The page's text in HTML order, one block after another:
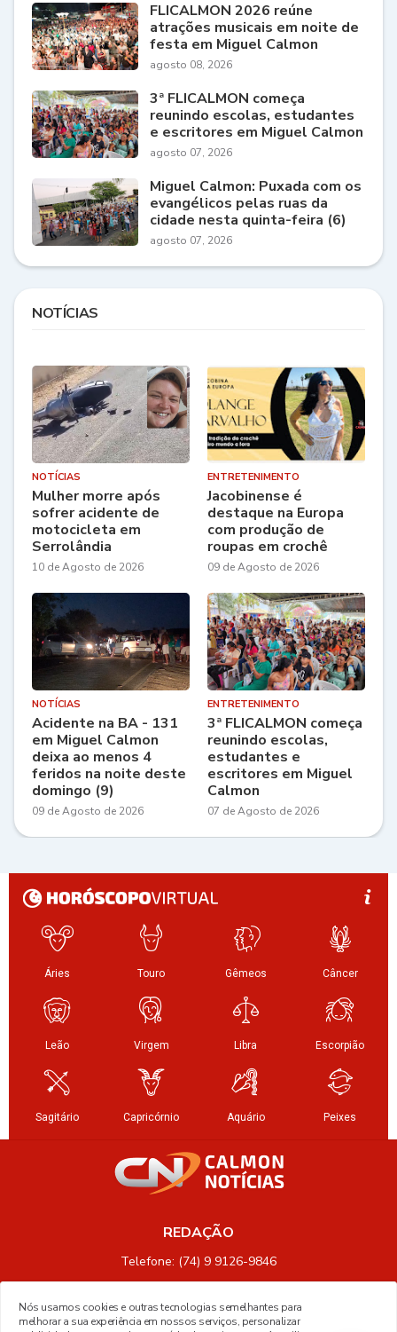
FLICALMON 2026 reúne
atrações musicais em noite de
festa em Miguel Calmon
agosto 08, 2026
3ª FLICALMON começa
reunindo escolas, estudantes
e escritores em Miguel Calmon
agosto 07, 2026
Miguel Calmon: Puxada com os
evangélicos pelas ruas da
cidade nesta quinta-feira (6)
agosto 07, 2026
NOTÍCIAS
NOTÍCIAS
Mulher morre após
sofrer acidente de
motocicleta em
Serrolândia
10 de Agosto de 2026
ENTRETENIMENTO
Jacobinense é
destaque na Europa
com produção de
roupas em crochê
09 de Agosto de 2026
NOTÍCIAS
Acidente na BA - 131
em Miguel Calmon
deixa ao menos 4
feridos na noite deste
domingo (9)
09 de Agosto de 2026
ENTRETENIMENTO
3ª FLICALMON começa
reunindo escolas,
estudantes e
escritores em Miguel
Calmon
07 de Agosto de 2026
REDAÇÃO
Telefone: (74) 9 9126-9846
Nós usamos cookies e outras tecnologias semelhantes para
melhorar a sua experiência em nossos serviços, personalizar